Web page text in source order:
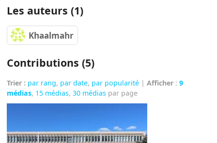
Les auteurs (1)
Khaalmahr
Contributions (5)
Trier : par rang, par date, par popularité |Afficher :9
médias, 15 médias,30 médias par page